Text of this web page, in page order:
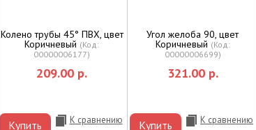
Колено трубы 45° ПВХ, цвет
Коричневый (Код:
00000006177)
209.00 р.
Купить
К сравнению
Угол желоба 90, цвет
Коричневый (Код:
00000006699)
321.00 р.
Купить
К сравнению